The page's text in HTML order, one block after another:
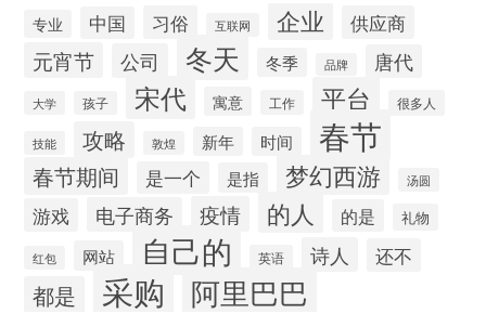
专业 中国 习俗 互联网 企业 供应商
元宵节 公司 冬天 冬季 品牌 唐代
大学 孩子 宋代 寓意 工作 平台 很多人
技能 攻略 敦煌 新年 时间 春节
春节期间 是一个 是指 梦幻西游 汤圆
游戏 电子商务 疫情 的人 的是 礼物
红包 网站 自己的 英语 诗人 还不
都是 采购 阿里巴巴